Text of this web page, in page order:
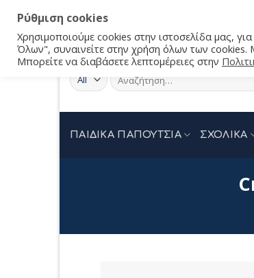
Αναζήτηση
για:
ΠΑΙΔΙΚΑ ΠΑΠΟΥΤΣΙΑ ΣΧΟΛΙΚΑ
Ρύθμιση cookies
Χρησιμοποιούμε cookies στην ιστοσελίδα μας,
Όλων", συναινείτε στην χρήση όλων των cookies.
Μπορείτε να διαβάσετε λεπτομέρειες στην